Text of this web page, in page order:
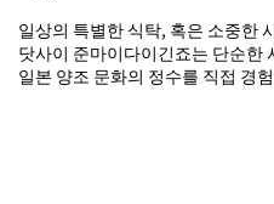
일상의 특별한 식탁, 혹은 소중한
닷사이 준마이다이긴죠는 단순한
일본 양조 문화의 정수를 직접 경